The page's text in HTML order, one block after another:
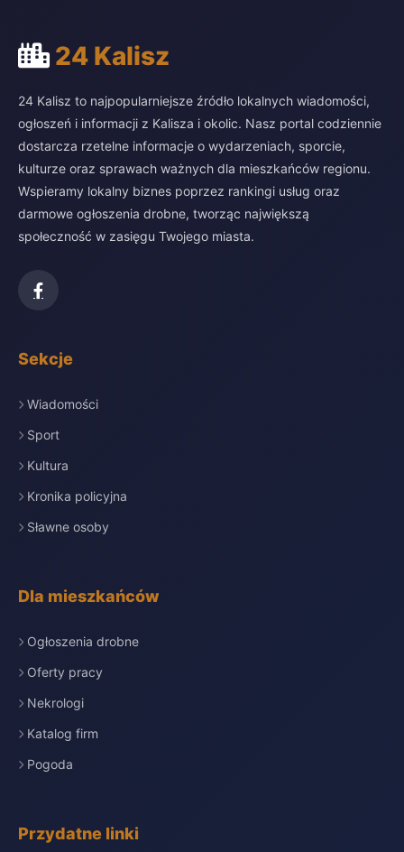
24 Kalisz
24 Kalisz to najpopularniejsze źródło lokalnych wiadomości,
ogłoszeń i informacji z Kalisza i okolic. Nasz portal codziennie
dostarcza rzetelne informacje o wydarzeniach, sporcie,
kulturze oraz sprawach ważnych dla mieszkańców regionu.
Wspieramy lokalny biznes poprzez rankingi usług oraz
darmowe ogłoszenia drobne, tworząc największą
społeczność w zasięgu Twojego miasta.
Sekcje
Wiadomości
Sport
Kultura
Kronika policyjna
Sławne osoby
Dla mieszkańców
Ogłoszenia drobne
Oferty pracy
Nekrologi
Katalog firm
Pogoda
Przydatne linki